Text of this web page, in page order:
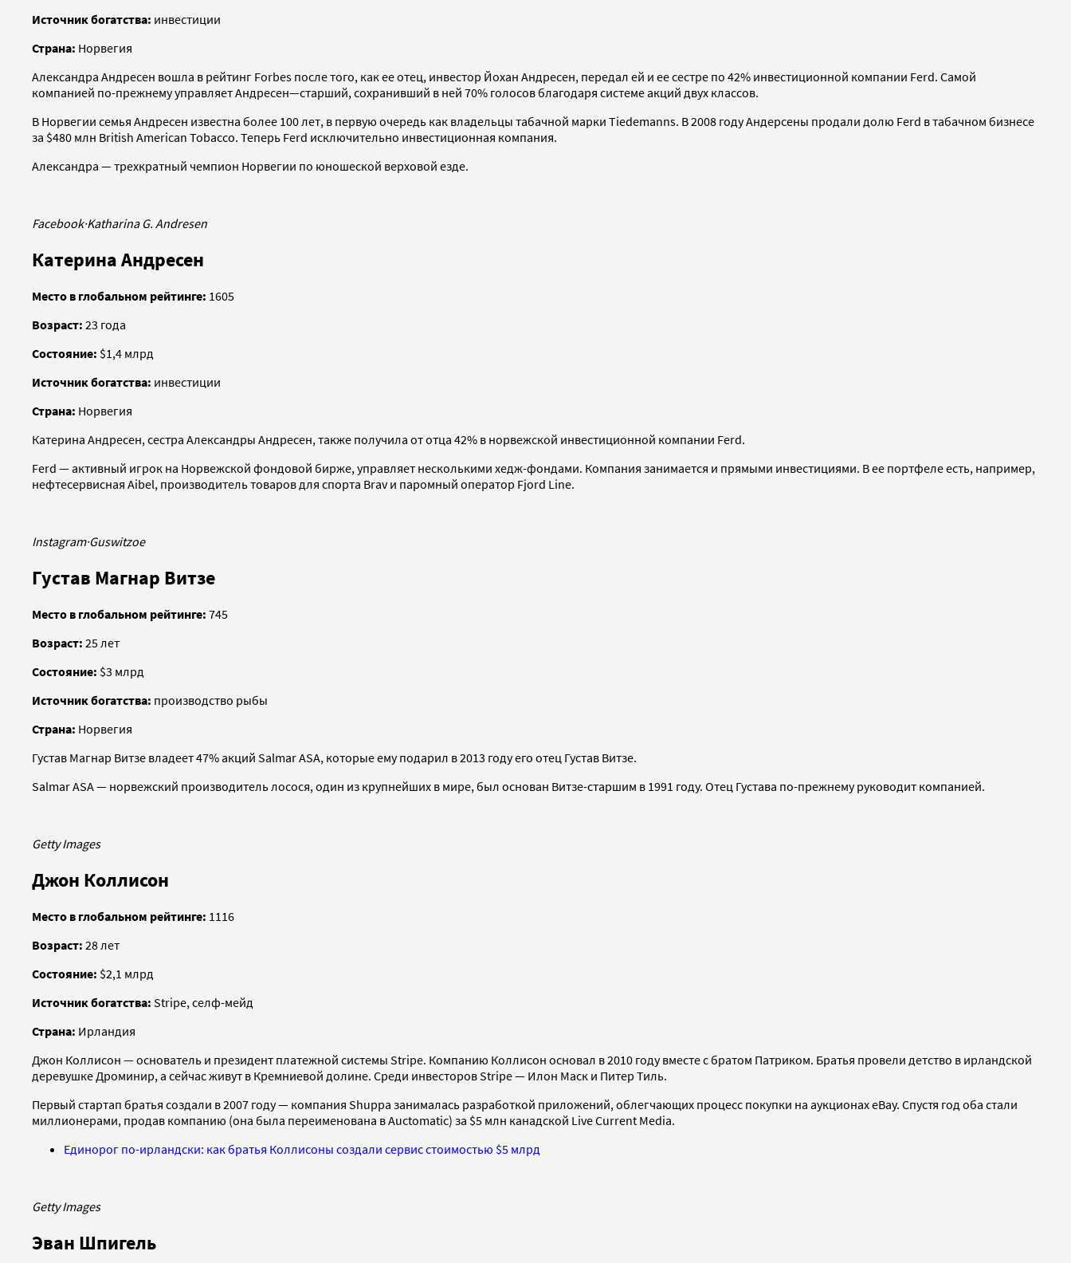
Источник богатства: инвестиции
Страна: Норвегия
Александра Андресен вошла в рейтинг Forbes после того, как ее отец, инвестор Йохан Андресен, передал ей и ее сестре по 42% инвестиционной компании Ferd. Самой
компанией по-прежнему управляет Андресен—старший, сохранивший в ней 70% голосов благодаря системе акций двух классов.
В Норвегии семья Андресен известна более 100 лет, в первую очередь как владельцы табачной марки Tiedemanns. В 2008 году Андерсены продали долю Ferd в табачном бизнесе
за $480 млн British American Tobacco. Теперь Ferd исключительно инвестиционная компания.
Александра — трехкратный чемпион Норвегии по юношеской верховой езде.
Facebook·Katharina G. Andresen
Катерина Андресен
Место в глобальном рейтинге: 1605
Возраст: 23 года
Состояние: $1,4 млрд
Источник богатства: инвестиции
Страна: Норвегия
Катерина Андресен, сестра Александры Андресен, также получила от отца 42% в норвежской инвестиционной компании Ferd.
Ferd — активный игрок на Норвежской фондовой бирже, управляет несколькими хедж-фондами. Компания занимается и прямыми инвестициями. В ее портфеле есть, например,
нефтесервисная Aibel, производитель товаров для спорта Brav и паромный оператор Fjord Line.
Instagram·Guswitzoe
Густав Магнар Витзе
Место в глобальном рейтинге: 745
Возраст: 25 лет
Состояние: $3 млрд
Источник богатства: производство рыбы
Страна: Норвегия
Густав Магнар Витзе владеет 47% акций Salmar ASA, которые ему подарил в 2013 году его отец Густав Витзе.
Salmar ASA — норвежский производитель лосося, один из крупнейших в мире, был основан Витзе-старшим в 1991 году. Отец Густава по-прежнему руководит компанией.
Getty Images
Джон Коллисон
Место в глобальном рейтинге: 1116
Возраст: 28 лет
Состояние: $2,1 млрд
Источник богатства: Stripe, селф-мейд
Страна: Ирландия
Джон Коллисон — основатель и президент платежной системы Stripe. Компанию Коллисон основал в 2010 году вместе с братом Патриком. Братья провели детство в ирландской
деревушке Дроминир, а сейчас живут в Кремниевой долине. Среди инвесторов Stripe — Илон Маск и Питер Тиль.
Первый стартап братья создали в 2007 году — компания Shuppa занималась разработкой приложений, облегчающих процесс покупки на аукционах eBay. Спустя год оба стали
миллионерами, продав компанию (она была переименована в Auctomatic) за $5 млн канадской Live Current Media.
Единорог по-ирландски: как братья Коллисоны создали сервис стоимостью $5 млрд
Getty Images
Эван Шпигель